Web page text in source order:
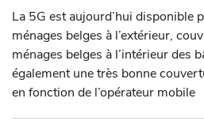
La 5G est aujourd’hui disponible
ménages belges à l’extérieur,
ménages belges à l’intérieur des
également une très bonne
en fonction de l’opérateur mobile